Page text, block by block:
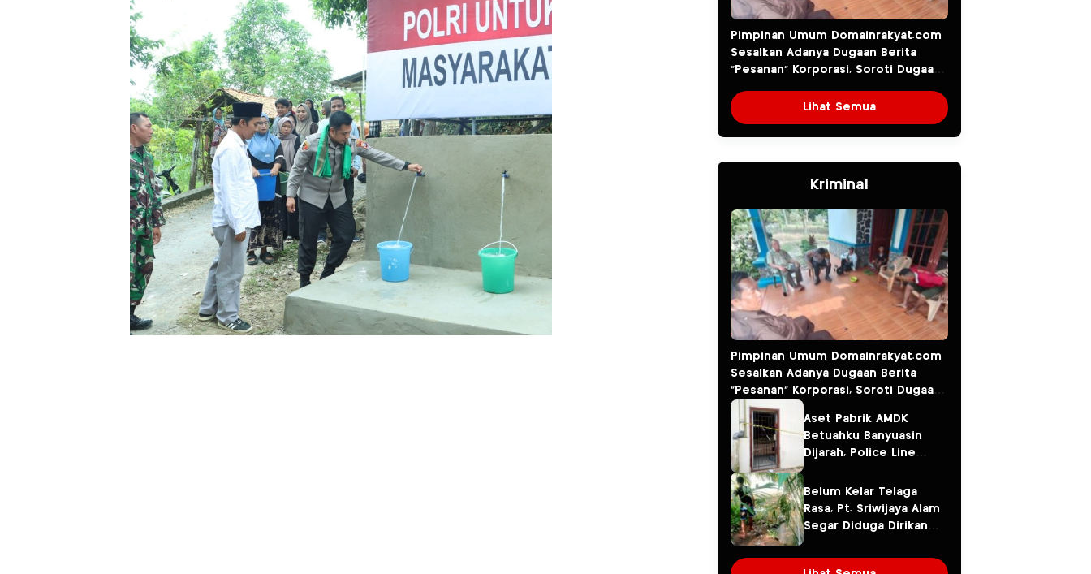
Pimpinan Umum Domainrakyat.com
Sesalkan Adanya Dugaan Berita
“Pesanan” Korporasi, Soroti Dugaan
Kasus Pencemaran Lingkungan
Lihat Semua
Kriminal
Pimpinan Umum Domainrakyat.com
Sesalkan Adanya Dugaan Berita
“Pesanan” Korporasi, Soroti Dugaan
Intervensi terhadap Narasumber
Kasus Pencemaran Lingkungan
Aset Pabrik AMDK
Betuahku Banyuasin
Dijarah, Police Line
Miliaran Kini
Dipertanyakan
Belum Kelar Telaga
Rasa, Pt. Sriwijaya Alam
Segar Diduga Dirikan
Aliran Sungai